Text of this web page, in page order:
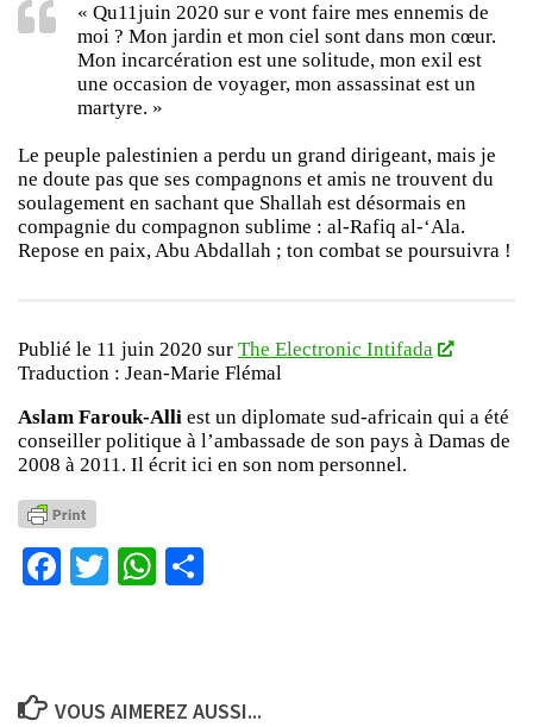
« Qu11juin 2020 sur e vont faire mes ennemis de
moi ? Mon jardin et mon ciel sont dans mon cœur.
Mon incarcération est une solitude, mon exil est
une occasion de voyager, mon assassinat est un
martyre. »
Le peuple palestinien a perdu un grand dirigeant, mais je
ne doute pas que ses compagnons et amis ne trouvent du
soulagement en sachant que Shallah est désormais en
compagnie du compagnon sublime : al-Rafiq al-‘Ala.
Repose en paix, Abu Abdallah ; ton combat se poursuivra !
Publié le 11 juin 2020 sur The Electronic Intifada
Traduction : Jean-Marie Flémal
Aslam Farouk-Alli est un diplomate sud-africain qui a été
conseiller politique à l’ambassade de son pays à Damas de
2008 à 2011. Il écrit ici en son nom personnel.
Facebook
TwitterWhatsApp
VOUS AIMEREZ AUSSI...